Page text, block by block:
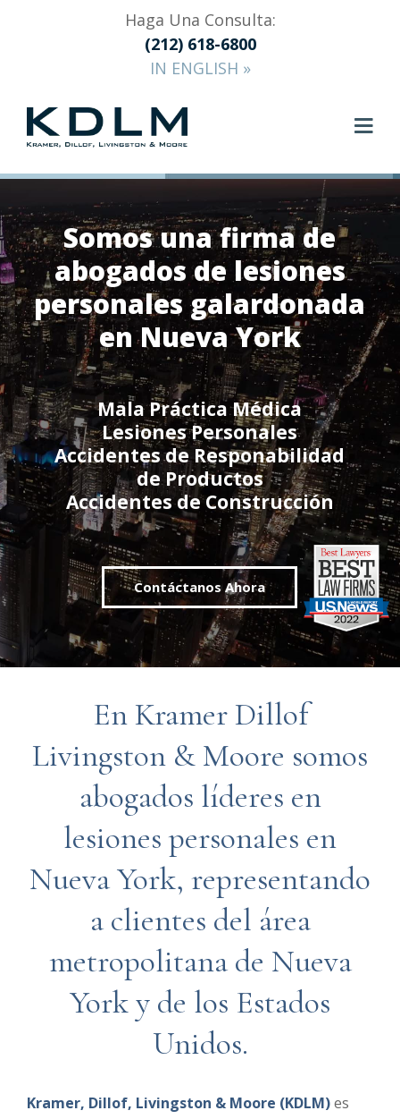
Haga Una Consulta:
(212) 618-6800
IN ENGLISH »
Contáctanos Ahora
Somos una firma de
abogados de lesiones
personales galardonada
en Nueva York
Mala Práctica Médica
Lesiones Personales
Accidentes de Responabilidad
de Productos
Accidentes de Construcción
En Kramer Dillof
Livingston & Moore somos
abogados líderes en
lesiones personales en
Nueva York, representando
a clientes del área
metropolitana de Nueva
York y de los Estados
Unidos.
Kramer, Dillof, Livingston & Moore (KDLM)es